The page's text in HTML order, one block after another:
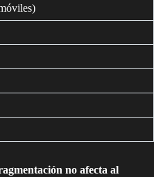
no afecta al